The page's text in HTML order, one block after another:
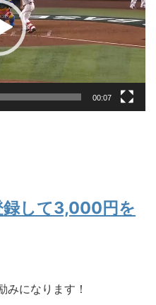
00:07
して3,000円を
になります！